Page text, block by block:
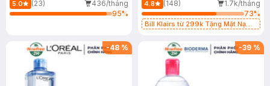
5.0 (23)
436/tháng
95%
4.8 (148)
1.7k/tháng
73%
Bill Klairs từ 299k Tặng Mặt Nạ
25ml (SL Có Hạn)
-48 % -39 %